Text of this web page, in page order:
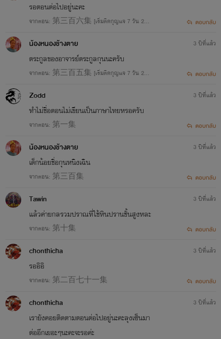
รอตอนต่อไปอยู่นะคะ
จากตอน: 第三百六集 [เริ่มติดกุญแจ 7 วัน 24/1
ตอบกลับ
น้องหนองช้างตาย
ตระกูลของอาจารย์ตระกูลกุนนะครับ
จากตอน: 第三百五集 [เริ่มติดกุญแจ 7 วัน 22/1
3 ปีที่แล้ว
ตอบกลับ
Zodd
ทำไม่ชื่อตอนไม่เขียนเป็นภาษาไทยหรอครับ
จากตอน: 第一集
3 ปีที่แล้ว
ตอบกลับ
น้องหนองช้างตาย
เด็กน้อยชื่อกุนหนิงเฉิน
จากตอน: 第三百集
3 ปีที่แล้ว
ตอบกลับ
Tawin
แล้วค่ายกลรวมปราณที่ใช้หินปรานชั้นสูงหละ
จากตอน: 第十集
3 ปีที่แล้ว
ตอบกลับ
chonthicha
รออิอิ
จากตอน: 第二百七十一集
3 ปีที่แล้ว
ตอบกลับ
chonthicha
เรายังคอยติดตามตอนต่อไปอยู่นะคะลุงเซ็นมา
ต่ออีกเยอะๆนะคะจะรอค่ะ
3 ปีที่แล้ว